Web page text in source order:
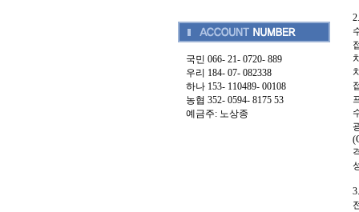
국민 066- 21- 0720- 889
우리 184- 07- 082338
하나 153- 110489- 00108
농협 352- 0594- 8175 53
예금주: 노상종